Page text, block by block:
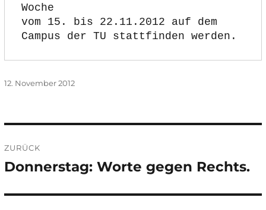
Woche
vom 15. bis 22.11.2012 auf dem
Campus der TU stattfinden werden.
Veröffentlicht
12. November 2012
ZURÜCK
Vorheriger
Donnerstag: Worte gegen Rechts.